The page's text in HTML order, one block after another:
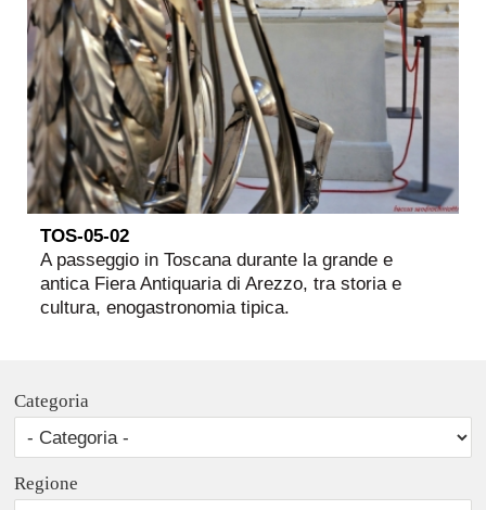
TOS-05-02
A passeggio in Toscana durante la grande e
antica Fiera Antiquaria di Arezzo, tra storia e
cultura, enogastronomia tipica.
Categoria
Regione